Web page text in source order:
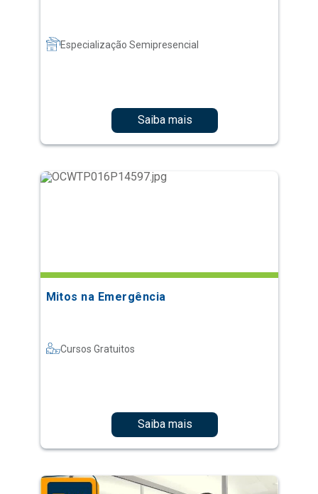
Especialização Semipresencial
Saiba mais
Mitos na Emergência
Cursos Gratuitos
Saiba mais